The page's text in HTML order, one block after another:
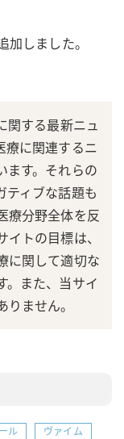
加しました。
関する最新ニュ
療に関連するニ
ます。それらの
ティブな話題も
療分野全体を反
トの目標は、
に関して適切な
。また、当サイ
ません。
ル
ヴァイム